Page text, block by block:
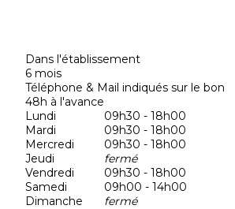
Dans l'établissement
6 mois
Téléphone & Mail indiqués sur le bon
48h à l'avance
Lundi
09h30 - 18h00
Mardi
09h30 - 18h00
Mercredi
09h30 - 18h00
Jeudi
fermé
Vendredi
09h30 - 18h00
Samedi
09h00 - 14h00
Dimanche
fermé